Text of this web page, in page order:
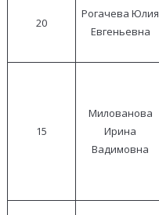
20
Рогачева Юлия
Евгеньевна
15
Милованова
Ирина
Вадимовна